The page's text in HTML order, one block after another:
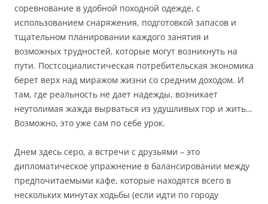
соревнование в удобной походной одежде, с
использованием снаряжения, подготовкой запасов и
тщательном планировании каждого занятия и
возможных трудностей, которые могут возникнуть на
пути. Постсоциалистическая потребительская экономика
берет верх над миражом жизни со средним доходом. И
там, где реальность не дает надежды, возникает
неутолимая жажда вырваться из удушливых гор и жить…
Возможно, это уже сам по себе урок.
Днем здесь серо, а встречи с друзьями – это
дипломатическое упражнение в балансировании между
предпочитаемыми кафе, которые находятся всего в
нескольких минутах ходьбы (если идти по городу